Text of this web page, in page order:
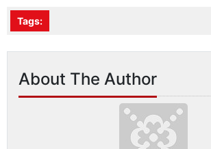
Tags:
About The Author